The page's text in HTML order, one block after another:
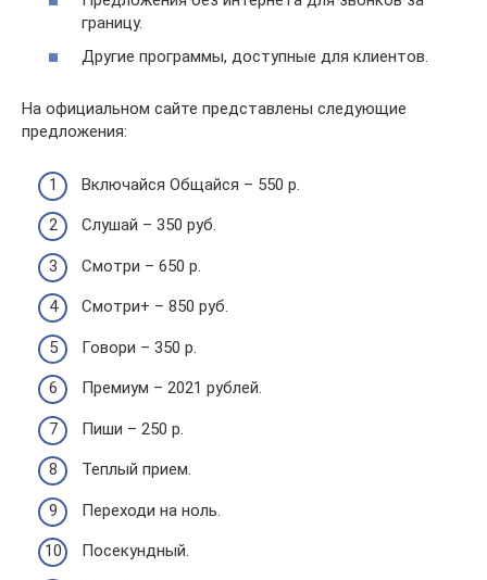
границу.
Другие программы, доступные для клиентов.
На официальном сайте представлены следующие
предложения:
Включайся Общайся – 550 р.
Слушай – 350 руб.
Смотри – 650 р.
Смотри+ – 850 руб.
Говори – 350 р.
Премиум – 2021 рублей.
Пиши – 250 р.
Теплый прием.
Переходи на ноль.
Посекундный.